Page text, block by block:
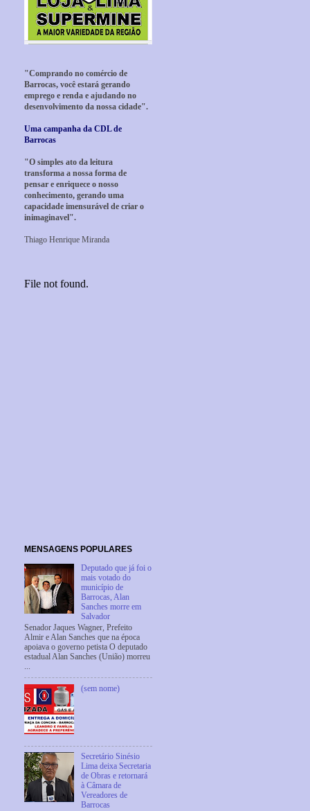
"Comprando no comércio de
Barrocas, você estará gerando
emprego e renda e ajudando no
desenvolvimento da nossa cidade".
Uma campanha da CDL de
Barrocas
"O simples ato da leitura
transforma a nossa forma de
pensar e enriquece o nosso
conhecimento, gerando uma
capacidade imensurável de criar o
inimaginavel".
Thiago Henrique Miranda
MENSAGENS POPULARES
Deputado que já foi o
mais votado do
município de
Barrocas, Alan
Sanches morre em
Salvador
Senador Jaques Wagner, Prefeito
Almir e Alan Sanches que na época
apoiava o governo petista O deputado
estadual Alan Sanches (União) morreu
...
(sem nome)
Secretário Sinésio
Lima deixa Secretaria
de Obras e retornará
à Câmara de
Vereadores de
Barrocas